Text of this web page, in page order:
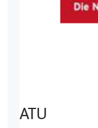
ATU